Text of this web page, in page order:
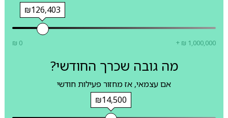
₪126,403
₪ 0 + ₪ 1,000,000
מה גובה שכרך החודשי?
אם עצמאי, אז מחזור פעילות חודשי
₪14,500